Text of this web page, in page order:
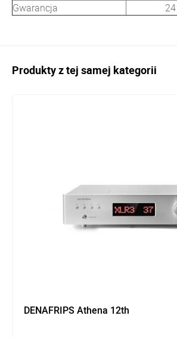
Gwarancja
Produkty z tej samej kategorii
DENAFRIPS Athena 12th